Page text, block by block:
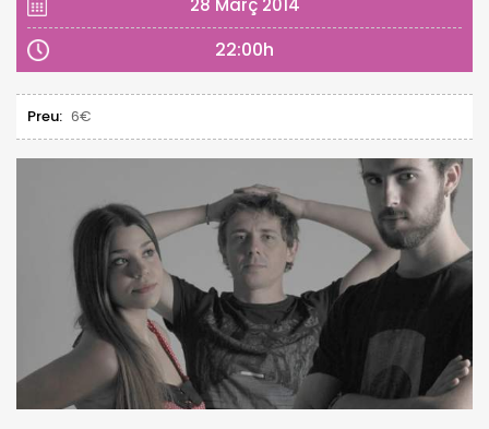
22:00h
Preu: 6€